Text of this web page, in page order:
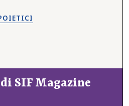
SIF Magazine